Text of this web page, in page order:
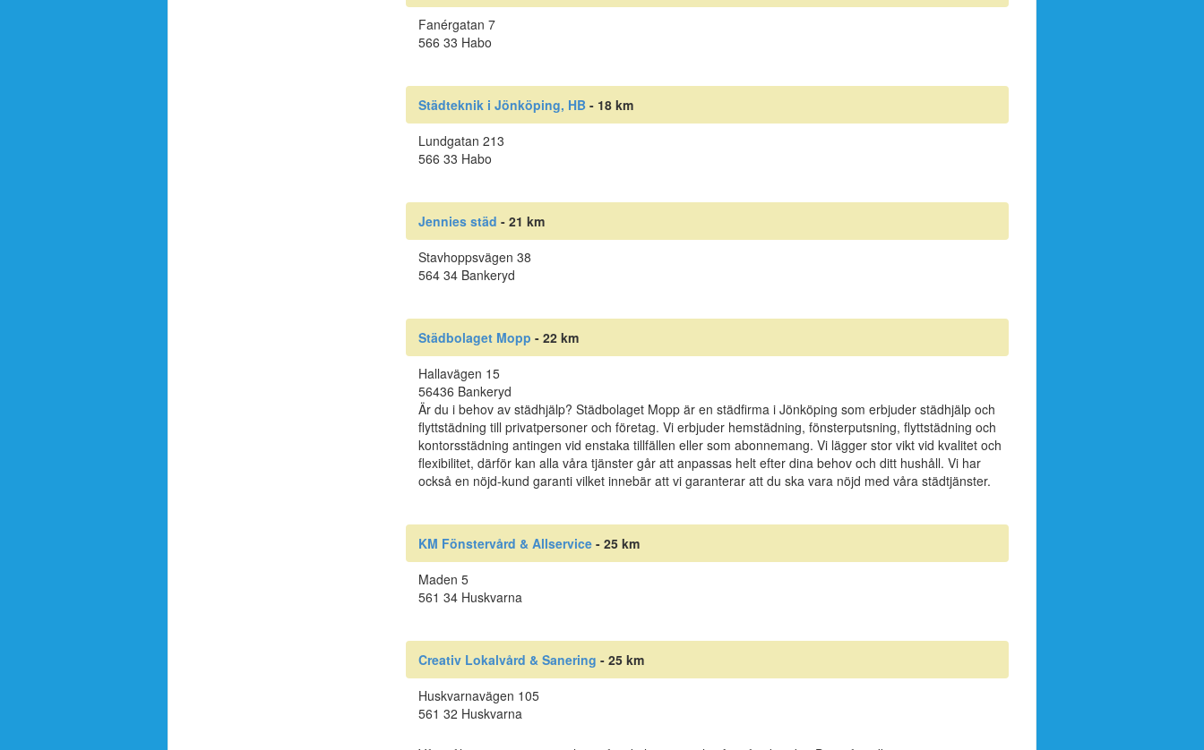
Fanérgatan 7
566 33 Habo
Städteknik i Jönköping, HB- 18 km
Lundgatan 213
566 33 Habo
Jennies städ - 21 km
Stavhoppsvägen 38
564 34 Bankeryd
Städbolaget Mopp - 22 km
Hallavägen 15
56436 Bankeryd
Är du i behov av städhjälp? Städbolaget Mopp är en städfirma i Jönköping som erbjuder städhjälp och
flyttstädning till privatpersoner och företag. Vi erbjuder hemstädning, fönsterputsning, flyttstädning och
kontorsstädning antingen vid enstaka tillfällen eller som abonnemang. Vi lägger stor vikt vid kvalitet och
flexibilitet, därför kan alla våra tjänster går att anpassas helt efter dina behov och ditt hushåll. Vi har
också en nöjd-kund garanti vilket innebär att vi garanterar att du ska vara nöjd med våra städtjänster.
KM Fönstervård & Allservice- 25 km
Maden 5
561 34 Huskvarna
Creativ Lokalvård & Sanering - 25 km
Huskvarnavägen 105
561 32 Huskvarna